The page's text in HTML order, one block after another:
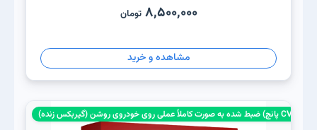
8,500,000 تومان
مشاهده و خرید